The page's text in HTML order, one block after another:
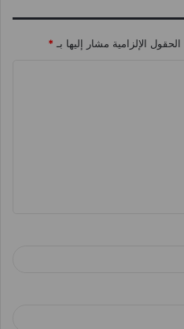
الحقول الإلزامية مشار إليها بـ *